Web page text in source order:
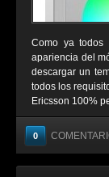
Como ya todos
apariencia del
descargar un
todos los
Ericsson 100%
0